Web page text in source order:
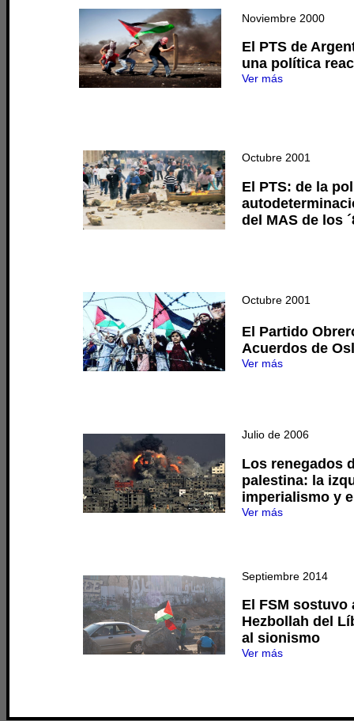
Noviembre 2000
El PTS de
una política
Ver más
Octubre 2001
El PTS: de la
del MAS de los
Octubre 2001
El Partido
Acuerdos de
Ver más
Julio de 2006
Los renegados
palestina: la
imperialismo y
Ver más
Septiembre 2014
El FSM sostuvo
Hezbollah del
al sionismo
Ver más